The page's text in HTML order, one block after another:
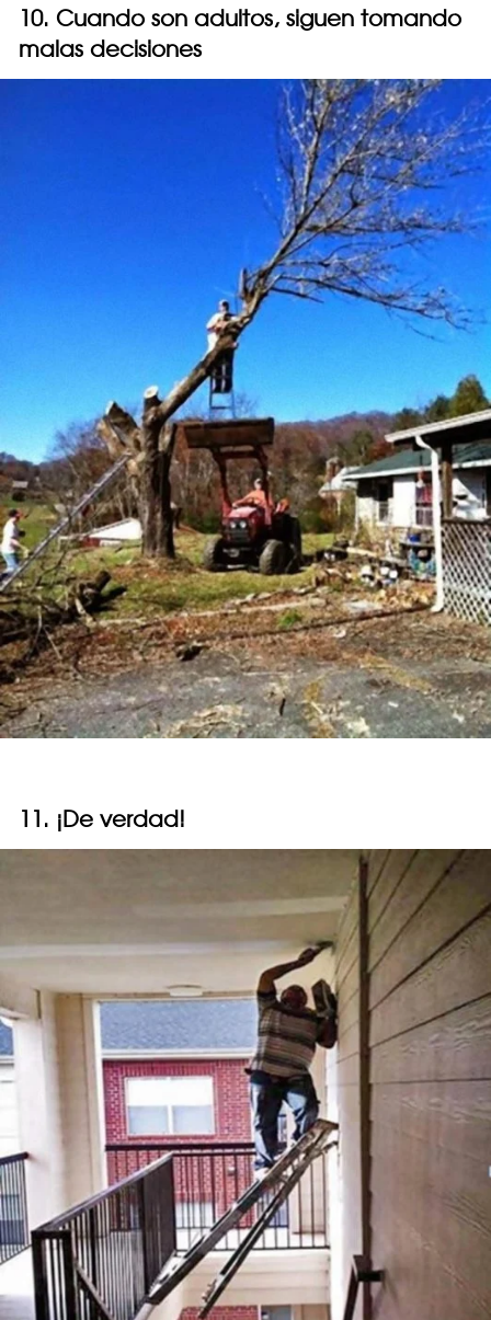
10. Cuando son adultos, siguen tomando
malas decisiones
11. ¡De verdad!